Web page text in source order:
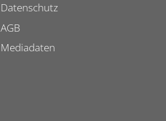
Datenschutz
AGB
Mediadaten